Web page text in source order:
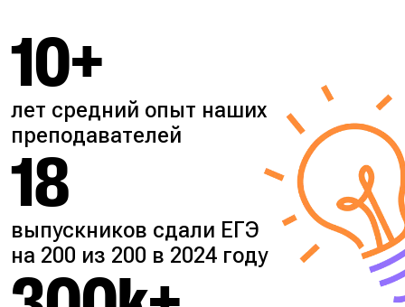
10+
лет средний опыт наших
преподавателей
18
выпускников сдали ЕГЭ
на 200 из 200 в 2024 году